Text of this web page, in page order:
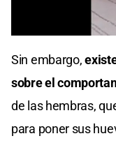
1
0
Sin embargo,
sobre el
de las hembras,
para poner sus